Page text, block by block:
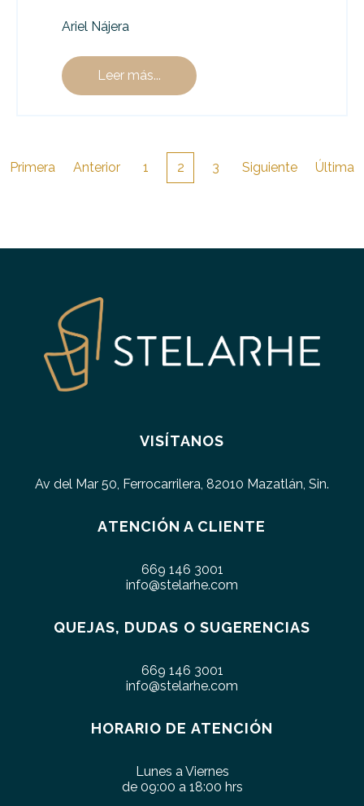
Ariel Nájera
Leer más...
Primera Anterior 1 2 3 Siguiente Última
VISÍTANOS
Av del Mar 50, Ferrocarrilera, 82010 Mazatlán, Sin.
ATENCIÓN A CLIENTE
669 146 3001
info@stelarhe.com
QUEJAS, DUDAS O SUGERENCIAS
669 146 3001
info@stelarhe.com
HORARIO DE ATENCIÓN
Lunes a Viernes
de 09:00 a 18:00 hrs